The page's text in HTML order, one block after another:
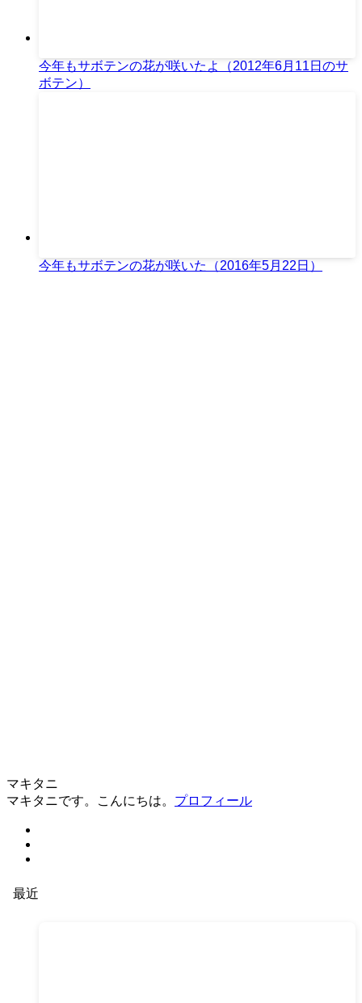
今年もサボテンの花が咲いたよ（2012年6月11日のサ
ボテン）
今年もサボテンの花が咲いた（2016年5月22日）
マキタニ
マキタニです。こんにちは。 プロフィール
最近